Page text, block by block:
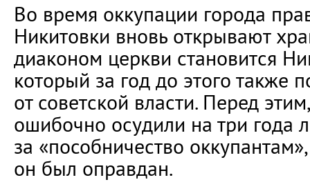
Во время оккупации города
Никитовки вновь открывают
диаконом церкви становится
который за год до этого также
от советской власти. Перед
ошибочно осудили на три года
за «пособничество
он был оправдан.